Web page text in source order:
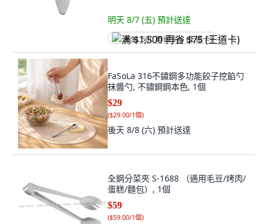
明天 8/7 (五) 預計送達
满 $1,500 再省 $75 (王道卡)
FaSoLa 316不鏽鋼多功能餃子挖餡勺
抹醬勺, 不鏽鋼鋼本色, 1個
$29
($29.00/1個)
後天 8/8 (六) 預計送達
全鋼分菜夾 S-1688 （適用毛豆/烤肉/
蛋糕/麵包）, 1個
$59
($59.00/1個)